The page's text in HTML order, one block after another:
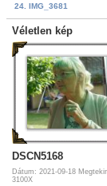
24. IMG_3681
Véletlen kép
DSCN5168
Dátum: 2021-09-18
3100X